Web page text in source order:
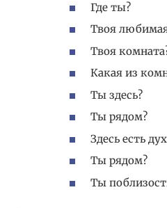
Где ты?
Твоя
Твоя
Какая из
Ты здесь?
Ты рядом?
Здесь есть
Ты рядом?
Ты